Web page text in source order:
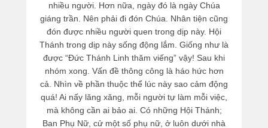
nhiều người. Hơn nữa, ngày đó là ngày Chúa
giáng trần. Nên phải đi đón Chúa. Nhân tiện cũng
đón được nhiều người quen trong dịp này. Hội
Thánh trong dịp này sống động lắm. Giống như là
được “Đức Thánh Linh thăm viếng” vậy! Sau khi
nhóm xong. Vấn đề thông công là háo hức hơn
cả. Nhìn về phần thuộc thể lúc này sao cảm động
quá! Ai nấy lăng xăng, mỗi người tự làm mỗi việc,
mà không cần ai bảo ai. Có những Hội Thánh;
Ban Phụ Nữ, cử một số phụ nữ, ở luôn dưới nhà